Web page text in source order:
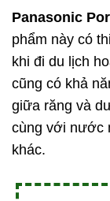
Panasonic
phẩm này có
khi đi du lịch
cũng có khả
giữa răng và
cùng với nước
khác.